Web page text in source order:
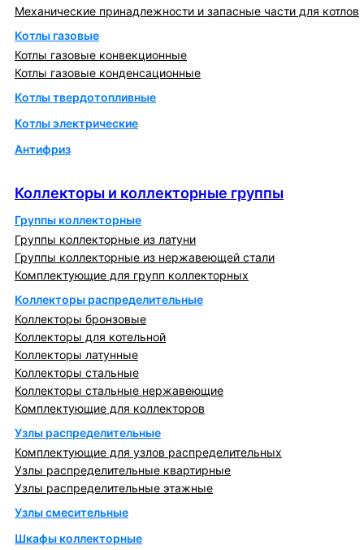
Механические принадлежности и запасные части для котлов
Котлы газовые
Котлы газовые конвекционные
Котлы газовые конденсационные
Котлы твердотопливные
Котлы электрические
Антифриз
Коллекторы и коллекторные группы
Группы коллекторные
Группы коллекторные из латуни
Группы коллекторные из нержавеющей стали
Комплектующие для групп коллекторных
Коллекторы распределительные
Коллекторы бронзовые
Коллекторы для котельной
Коллекторы латунные
Коллекторы стальные
Коллекторы стальные нержавеющие
Комплектующие для коллекторов
Узлы распределительные
Комплектующие для узлов распределительных
Узлы распределительные квартирные
Узлы распределительные этажные
Узлы смесительные
Шкафы коллекторные